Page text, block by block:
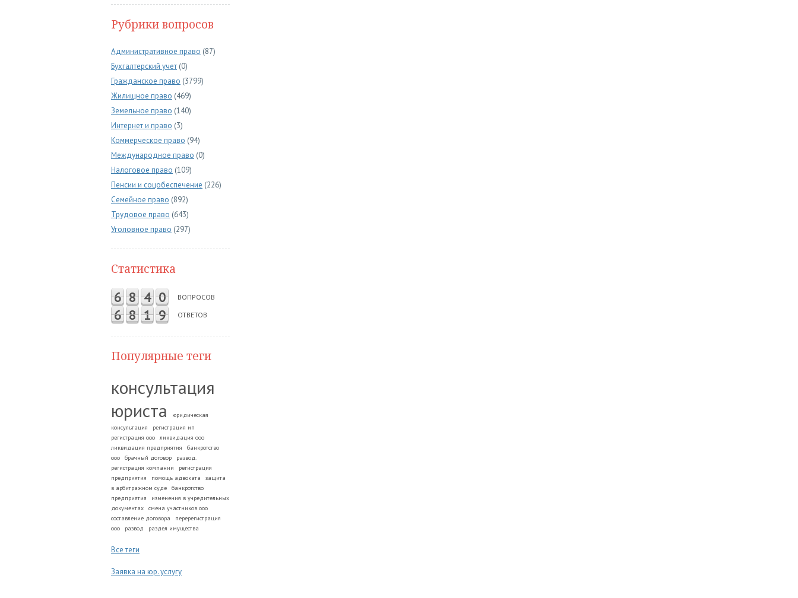
Рубрики вопросов
Административное право (87)
Бухгалтерский учет (0)
Гражданское право (3799)
Жилищное право (469)
Земельное право (140)
Интернет и право (3)
Коммерческое право (94)
Международное право (0)
Налоговое право (109)
Пенсии и соцобеспечение (226)
Семейное право (892)
Трудовое право (643)
Уголовное право (297)
Статистика
6 8 4 0 ВОПРОСОВ
6 8 1 9 ОТВЕТОВ
Популярные теги
консультация
юриста
юридическая
консультация
регистрация ип
регистрация ооо
ликвидация ооо
ликвидация предприятия
банкротство
ооо
брачный договор
развод.
регистрация компании
регистрация
предприятия
помощь адвоката
защита
в арбитражном суде
банкротство
предприятия
изменения в учредительных
документах
смена участников ооо
составление договора
перерегистрация
ооо
развод раздел имущества
Все теги
Заявка на юр. услугу